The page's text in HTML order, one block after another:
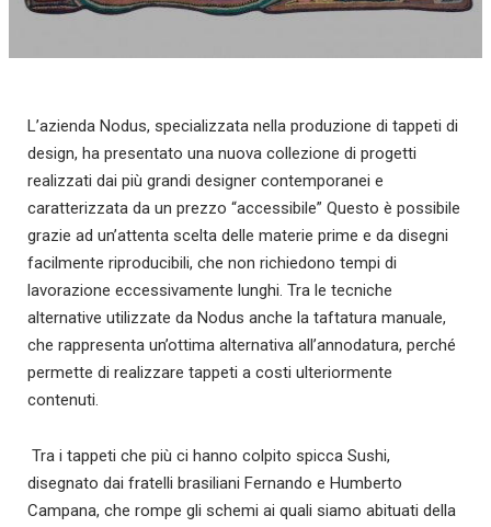
L’azienda Nodus, specializzata nella produzione di tappeti di
design, ha presentato una nuova collezione di progetti
realizzati dai più grandi designer contemporanei e
caratterizzata da un prezzo “accessibile” Questo è possibile
grazie ad un’attenta scelta delle materie prime e da disegni
facilmente riproducibili, che non richiedono tempi di
lavorazione eccessivamente lunghi. Tra le tecniche
alternative utilizzate da Nodus anche la taftatura manuale,
che rappresenta un’ottima alternativa all’annodatura, perché
permette di realizzare tappeti a costi ulteriormente
contenuti.
Tra i tappeti che più ci hanno colpito spicca Sushi,
disegnato dai fratelli brasiliani Fernando e Humberto
Campana, che rompe gli schemi ai quali siamo abituati della